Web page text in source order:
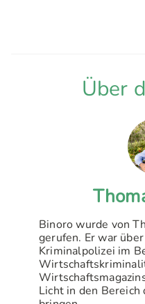
Über
Binoro wurde von
gerufen. Er war
Kriminalpolizei im
Licht in den Bereich